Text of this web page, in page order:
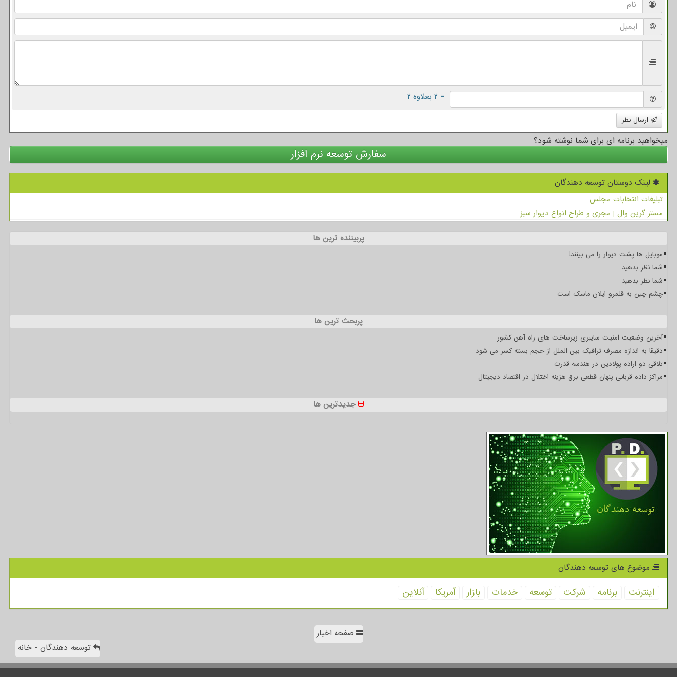
= ۲ بعلاوه ۲
ارسال نظر
میخواهید برنامه ای برای شما نوشته شود؟
سفارش توسعه نرم افزار
لینک دوستان توسعه دهندگان
تبلیغات انتخابات مجلس
مستر گرین وال | مجری و طراح انواع دیوار سبز
پربیننده ترین ها
موبایل ها پشت دیوار را می بینند!
شما نظر بدهید
شما نظر بدهید
چشم چین به قلمرو ایلان ماسک است
پربحث ترین ها
آخرین وضعیت امنیت سایبری زیرساخت های راه آهن کشور
دقیقا به اندازه مصرف ترافیک بین الملل از حجم بسته کسر می شود
تلاقی دو اراده پولادین در هندسه قدرت
مراکز داده قربانی پنهان قطعی برق هزینه اختلال در اقتصاد دیجیتال
جدیدترین ها
موضوع های توسعه دهندگان
اینترنت برنامه شركت توسعه خدمات بازار آمریكا آنلاین
صفحه اخبار
توسعه دهندگان - خانه